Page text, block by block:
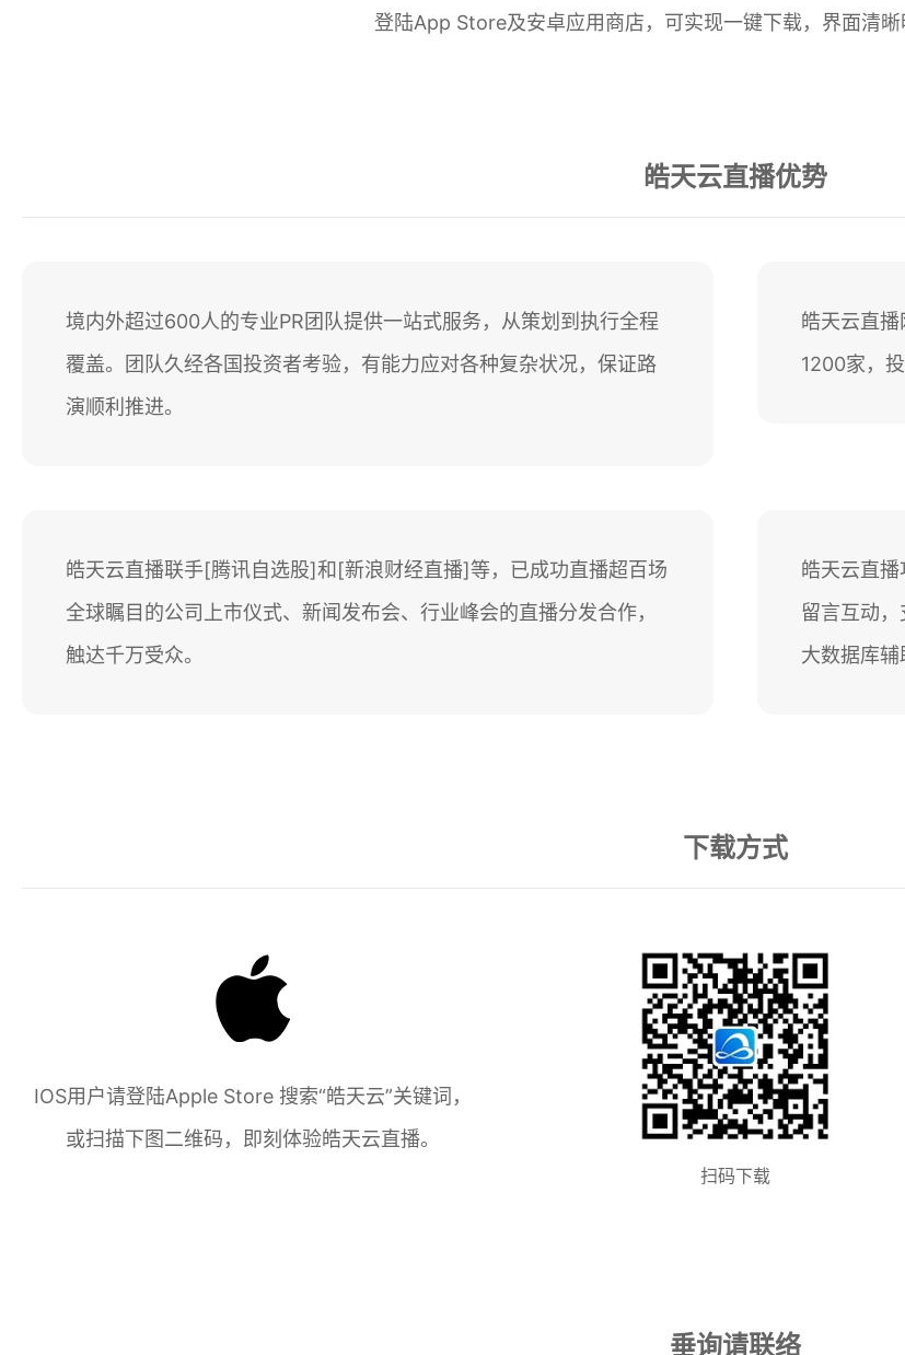
登陆App Store及安卓应用商店，可实现一键下载，界面清晰
皓天云直播优势
境内外超过600人的专业PR团队提供一站式服务，从策划到执行全程
覆盖。团队久经各国投资者考验，有能力应对各种复杂状况，保证路
演顺利推进。
皓天云直
1200家，
皓天云直播联手[腾讯自选股]和[新浪财经直播]等，已成功直播超百场
全球瞩目的公司上市仪式、新闻发布会、行业峰会的直播分发合作，
触达千万受众。
皓天云直
留言互动
大数据库辅
下载方式
IOS用户请登陆Apple Store 搜索“皓天云”关键词，
或扫描下图二维码，即刻体验皓天云直播。
扫码下载
垂询请联络